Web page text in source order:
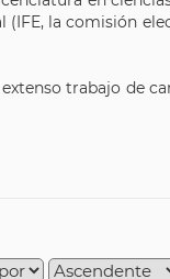
la comisión
trabajo de